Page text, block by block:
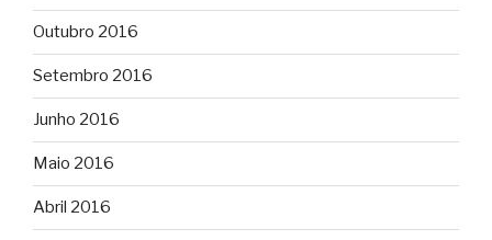
Outubro 2016
Setembro 2016
Junho 2016
Maio 2016
Abril 2016